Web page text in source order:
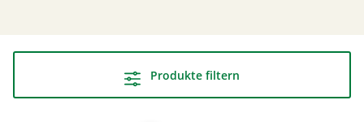
Produkte filtern